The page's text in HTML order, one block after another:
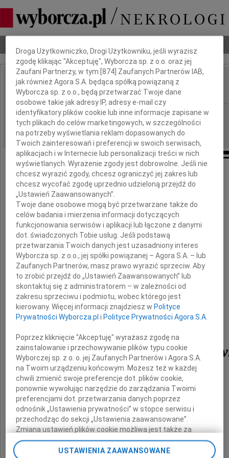
IMIĘ I NAZWISKO: Jerzy Engländer
REGION: Wrocław
DATA EMISJI: 11.07.2024
A kiedy po mnie zostaną,
Skórzane buty na strychu
To wspomnij mnie czasem rano
Przyjdź, posiedź przy mnie po cichu
I nie płacz proszę, minęło.
Jeszcze nie skończył się świat,
Choć twardo mi się przysnęło.
Pamięć jest wieczna jak wiatr.
Mojemu kochanemu Bratu
Jerzemu
który odszedł 30.06.2024 roku.
Siostra Rysia
Dbamy o Twoją prywatność
Droga Użytkowniczko, Drogi Użytkowniku, jeśli wyrazisz
zgodę klikając "Akceptuję", Wyborcza sp. z o.o. oraz jej
Zaufani Partnerzy, w tym [874 ] Zaufanych Partnerów IAB,
jak również Agora S.A. będąca spółką powiązaną z
Wyborcza sp. z o.o., będą przetwarzać Twoje dane
osobowe takie jak adresy IP, adresy e-mail czy
identyfikatory plików cookie lub inne informacje zapisane w
tych plikach do celów marketingowych, w szczególności
na potrzeby wyświetlania reklam dopasowanych do
Twoich zainteresowań i preferencji w swoich serwisach,
aplikacjach i w Internecie lub personalizacji treści w nich
wyświetlanych. Wyrażenie zgody jest dobrowolne. Jeśli nie
chcesz wyrazić zgody, chcesz ograniczyć jej zakres lub
chcesz wycofać zgodę uprzednio udzieloną przejdź do
„Ustawień Zaawansowanych”.
Twoje dane osobowe mogą być przetwarzane także do
celów badania i mierzenia informacji dotyczących
funkcjonowania serwisów i aplikacji lub łączone z danymi
dot. świadczonych Tobie usług. Jeśli podstawą
przetwarzania Twoich danych jest uzasadniony interes
Wyborcza sp. z o.o., jej spółki powiązanej – Agora S.A. – lub
Zaufanych Partnerów, masz prawo wyrazić sprzeciw. Aby
to zrobić przejdź do „Ustawień Zaawansowanych” lub
skontaktuj się z administratorem – w zależności od
zakresu sprzeciwu i podmiotu, wobec którego jest
kierowany. Więcej informacji znajdziesz w Polityce
Prywatności Wyborcza.pl i Polityce Prywatności Agora S.A.
Poprzez kliknięcie "Akceptuję" wyrażasz zgodę na
zainstalowanie i przechowywanie plików typu cookie
Wyborczej sp. z o. o. jej Zaufanych Partnerów i Agora S.A.
na Twoim urządzeniu końcowym. Możesz też w każdej
chwili zmienić swoje preferencje dot. plików cookie,
ponownie wywołując narzędzie do zarządzania Twoimi
preferencjami dot. przetwarzania danych poprzez
odnośnik „Ustawienia prywatności” w stopce serwisu i
przechodząc do sekcji „Ustawienia zaawansowane”.
Zmiana ustawień plików cookie możliwa jest także za
pomocą ustawień przeglądarki.
USTAWIENIA ZAAWANSOWANE